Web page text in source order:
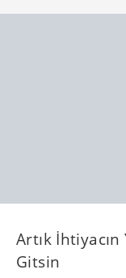
Artık
Gitsin